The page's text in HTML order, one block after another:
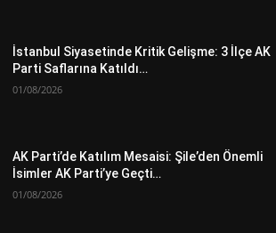
İstanbul Siyasetinde Kritik Gelişme: 3 İlçe AK
Parti Saflarına Katıldı…
01/08/2026
AK Parti’de Katılım Mesaisi: Şile’den Önemli
İsimler AK Parti’ye Geçti…
01/08/2026